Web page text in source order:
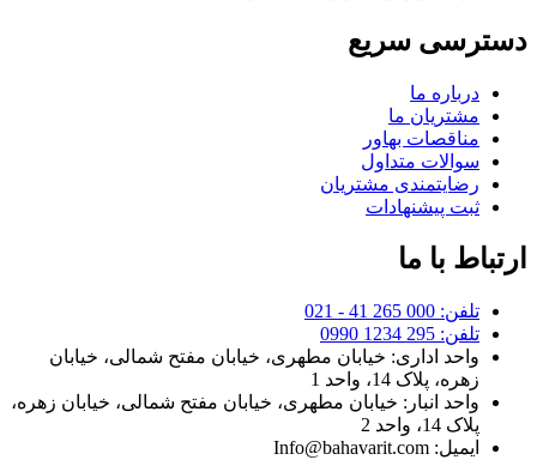
دسترسی سریع
درباره ما
مشتریان ما
مناقصات بهاور
سوالات متداول
رضایتمندی مشتریان
ثبت پیشنهادات
ارتباط با ما
تلفن: 000 265 41 - 021
تلفن: 295 1234 0990
واحد اداری: خیابان مطهری، خیابان مفتح شمالی، خیابان
زهره، پلاک 14، واحد 1
واحد انبار: خیابان مطهری، خیابان مفتح شمالی، خیابان زهره،
پلاک 14، واحد 2
ایمیل: Info@bahavarit.com